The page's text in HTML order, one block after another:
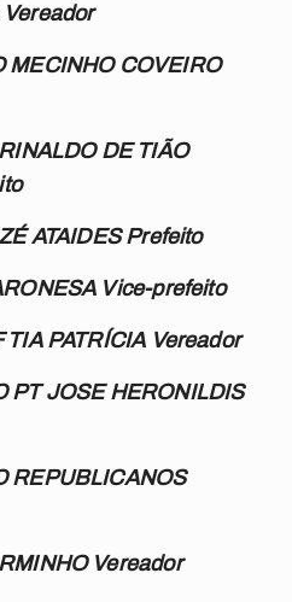
MECINHO COVEIRO
DE TIÃO
ATAIDES Prefeito
Vice-prefeito
PATRÍCIA Vereador
PT JOSE HERONILDIS
REPUBLICANOS
Vereador